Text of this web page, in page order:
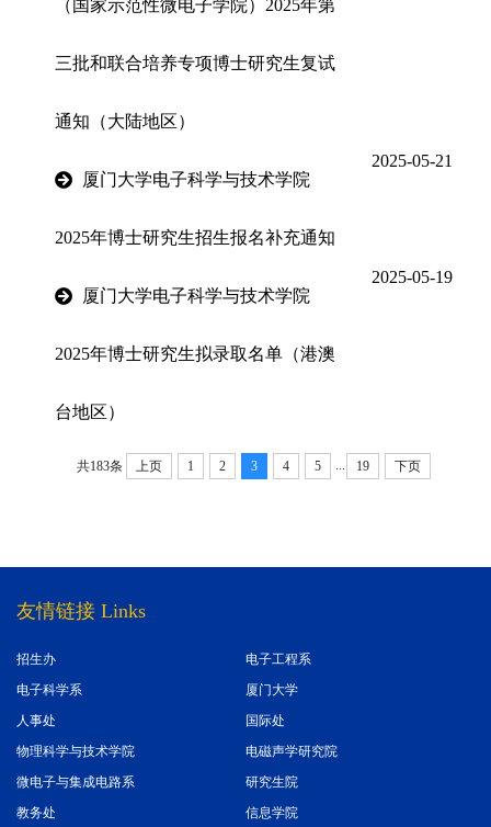
（国家示范性微电子学院）2025年第
三批和联合培养专项博士研究生复试
通知（大陆地区）
厦门大学电子科学与技术学院
2025年博士研究生招生报名补充通知
2025-05-21
厦门大学电子科学与技术学院
2025年博士研究生拟录取名单（港澳
台地区）
2025-05-19
共183条 上页 1 2 3 4 5 19 下页
友情链接 Links
电子工程系
招生办
厦门大学
电子科学系
国际处
人事处
电磁声学研究院
物理科学与技术学院
研究生院
微电子与集成电路系
信息学院
教务处